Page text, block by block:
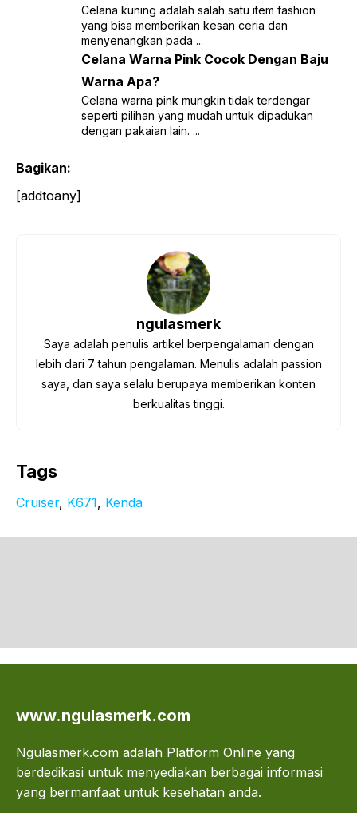
Celana kuning adalah salah satu item fashion
yang bisa memberikan kesan ceria dan
menyenangkan pada ...
Celana Warna Pink Cocok Dengan Baju
Warna Apa?
Celana warna pink mungkin tidak terdengar
seperti pilihan yang mudah untuk dipadukan
dengan pakaian lain. ...
Bagikan:
[addtoany]
ngulasmerk
Saya adalah penulis artikel berpengalaman dengan
lebih dari 7 tahun pengalaman. Menulis adalah passion
saya, dan saya selalu berupaya memberikan konten
berkualitas tinggi.
Tags
Cruiser, K671, Kenda
www.ngulasmerk.com
Ngulasmerk.com adalah Platform Online yang
berdedikasi untuk menyediakan berbagai informasi
yang bermanfaat untuk kesehatan anda.